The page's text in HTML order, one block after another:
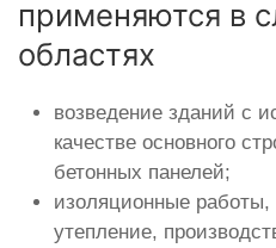
применяются в
областях
возведение зданий с
качестве основного
бетонных панелей;
изоляционные
утепление,